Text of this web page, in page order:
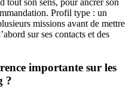
Profil type : un
missions avant de mettre
sur ses contacts et des
importante sur les
?